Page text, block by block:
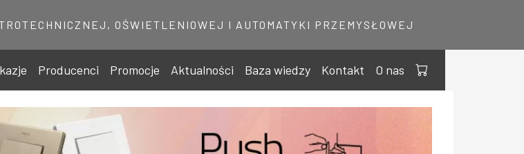
OŚWIETLENIOWEJ I AUTOMATYKI PRZEMYSŁOWEJ
Producenci Promocje Aktualności Baza wiedzy Kontakt O nas